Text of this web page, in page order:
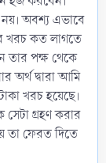
অবশ্য এভাবে
খরচ কত লাগতে
তার পক্ষ থেকে
অর্থ দ্বারা আমি
খরচ হয়েছে।
গ্রহণ করার
তা ফেরত দিতে